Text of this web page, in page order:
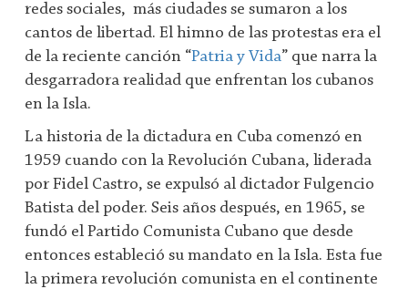
redes sociales, más ciudades se sumaron a los
cantos de libertad. El himno de las protestas era el
de la reciente canción “Patria y Vida” que narra la
desgarradora realidad que enfrentan los cubanos
en la Isla.
La historia de la dictadura en Cuba comenzó en
1959 cuando con la Revolución Cubana, liderada
por Fidel Castro, se expulsó al dictador Fulgencio
Batista del poder. Seis años después, en 1965, se
fundó el Partido Comunista Cubano que desde
entonces estableció su mandato en la Isla. Esta fue
la primera revolución comunista en el continente